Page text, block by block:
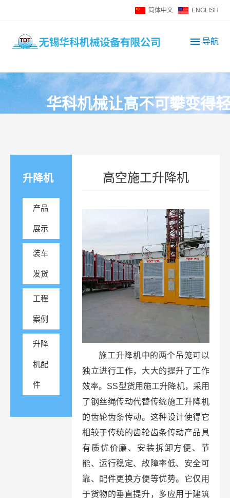
简体中文 ENGLISH
导航
华科机械让高不可攀变得
升降机
产品
展示
装车
发货
工程
案例
升降
机配
件
高空施工升降机
施工升降机中的两个吊笼可以
独立进行工作，大大的提升了工作
效率。SS型货用施工升降机，采用
了钢丝绳传动代替传统施工升降机
的齿轮齿条传动。这种设计使得它
相较于传统的齿轮齿条传动产品具
有质优价廉、安装拆卸方便、节
能、运行稳定、故障率低、安全可
靠、配件更换方便等优势。它仅用
于货物的垂直提升，多应用于建筑